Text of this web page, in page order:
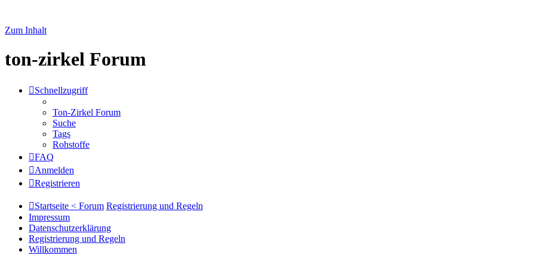
Zum Inhalt
ton-zirkel Forum
Schnellzugriff
Ton-Zirkel Forum
Suche
Tags
Rohstoffe
FAQ
Anmelden
Registrieren
Startseite < Forum Registrierung und Regeln
Impressum
Datenschutzerklärung
Registrierung und Regeln
Willkommen